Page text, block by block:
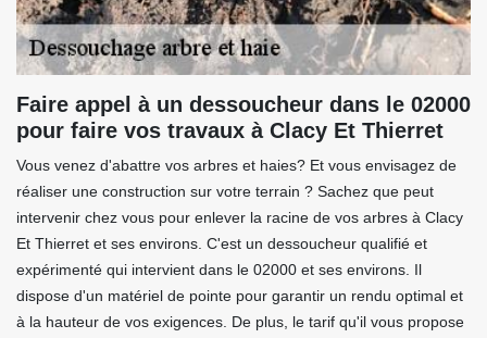
Faire appel à un dessoucheur dans le 02000
pour faire vos travaux à Clacy Et Thierret
Vous venez d'abattre vos arbres et haies? Et vous envisagez de
réaliser une construction sur votre terrain ? Sachez que peut
intervenir chez vous pour enlever la racine de vos arbres à Clacy
Et Thierret et ses environs. C'est un dessoucheur qualifié et
expérimenté qui intervient dans le 02000 et ses environs. Il
dispose d'un matériel de pointe pour garantir un rendu optimal et
à la hauteur de vos exigences. De plus, le tarif qu'il vous propose